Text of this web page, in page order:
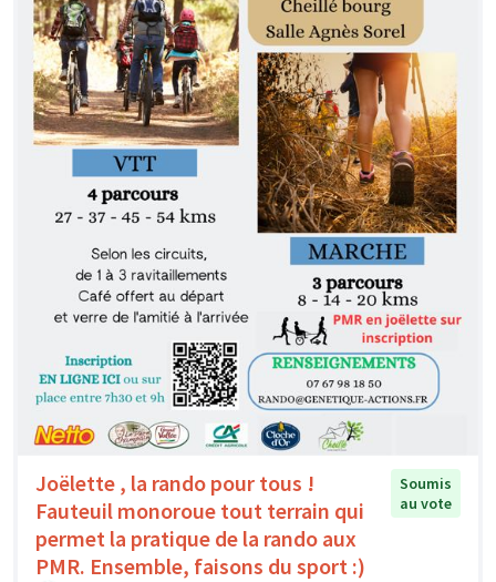
Joëlette , la rando pour tous !
Fauteuil monoroue tout terrain qui
permet la pratique de la rando aux
PMR. Ensemble, faisons du sport :)
Soumis
au vote